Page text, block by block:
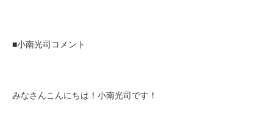
■小南光司コメント
みなさんこんにちは！小南光司です！